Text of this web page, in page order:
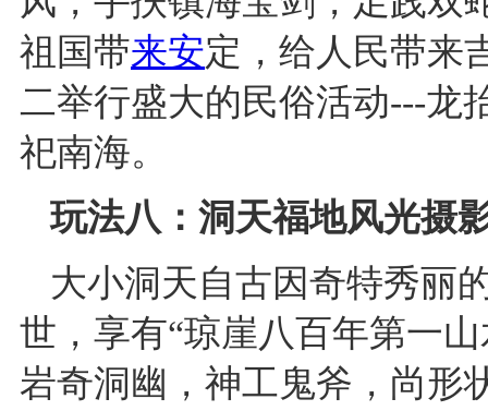
祖国带来安定，给人民带来
二举行盛大的民俗活动---龙
祀南海。
玩法八：洞天福地风光摄
大小洞天自古因奇特秀丽
世，享有“琼崖八百年第一
岩奇洞幽，神工鬼斧，尚形